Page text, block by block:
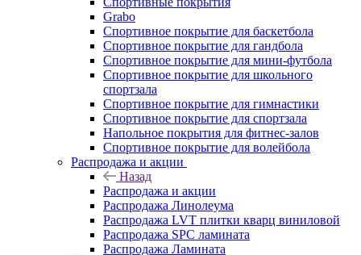
Grabo
Спортивное покрытие для баскетбола
Спортивное покрытие для гандбола
Спортивное покрытие для мини-футбола
Спортивное покрытие для школьного
спортзала
Спортивное покрытие для гимнастики
Спортивное покрытие для спортзала
Напольное покрытия для фитнес-залов
Спортивное покрытие для волейбола
Распродажа и акции
Назад
Распродажа и акции
Распродажа Линолеума
Распродажа LVT плитки кварц виниловой
Распродажа SPC ламината
Распродажа Ламината